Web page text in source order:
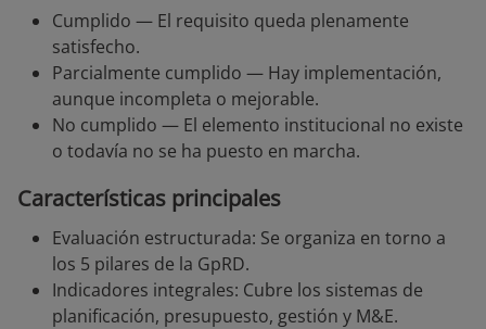
Cumplido — El requisito queda plenamente
satisfecho.
Parcialmente cumplido — Hay implementación,
aunque incompleta o mejorable.
No cumplido — El elemento institucional no existe
o todavía no se ha puesto en marcha.
Características principales
Evaluación estructurada: Se organiza en torno a
los 5 pilares de la GpRD.
Indicadores integrales: Cubre los sistemas de
planificación, presupuesto, gestión y M&E.